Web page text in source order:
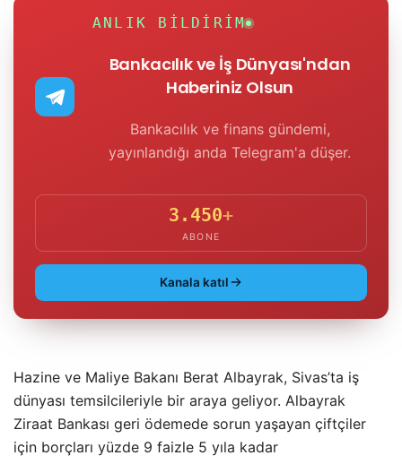
ANLIK BILDIRIM
Bankacılık ve İş Dünyası'ndan
Haberiniz Olsun
Bankacılık ve finans gündemi,
yayınlandığı anda Telegram'a düşer.
3.450+
ABONE
Kanala katıl
Hazine ve Maliye Bakanı Berat Albayrak, Sivas’ta iş
dünyası temsilcileriyle bir araya geliyor. Albayrak
Ziraat Bankası geri ödemede sorun yaşayan çiftçiler
için borçları yüzde 9 faizle 5 yıla kadar